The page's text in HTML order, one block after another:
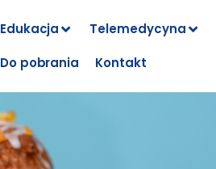
Edukacja Telemedycyna
Do pobrania
Kontakt